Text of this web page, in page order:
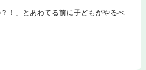
正のこのときに、まずやるべきこと
ください。
？！」とあわてる前に子どもがやるべ